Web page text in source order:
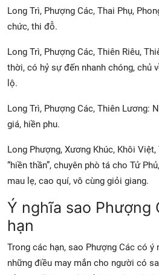
Long Trì, Phượng Các, Thai Phụ,
chức, thi đỗ.
Long Trì, Phượng Các, Thiên Riêu,
thời, có hỷ sự đến nhanh chóng, chủ
lộ.
Long Trì, Phượng Các, Thiên Lương:
giá, hiền phu.
Long Phượng, Xương Khúc, Khôi
“hiền thần”, chuyên phò tá cho Tử
mau lẹ, cao quí, vô cùng giỏi giang.
Ý nghĩa sao Phượng
hạn
Trong các hạn, sao Phượng Các có
những điều may mắn cho người có